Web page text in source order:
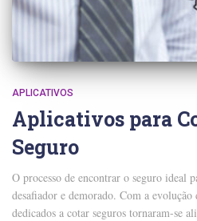
APLICATIVOS
Aplicativos para
Seguro
O processo de encontrar o seguro ideal
desafiador e demorado. Com a
dedicados a cotar seguros tornaram-se